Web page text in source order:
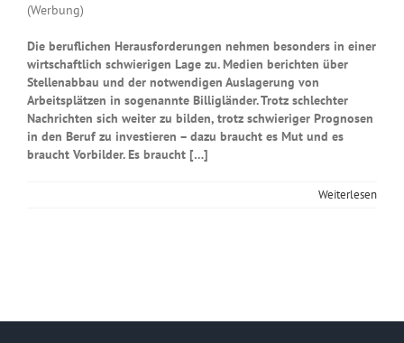
(Werbung)
Die beruflichen Herausforderungen nehmen besonders in einer
wirtschaftlich schwierigen Lage zu. Medien berichten über
Stellenabbau und der notwendigen Auslagerung von
Arbeitsplätzen in sogenannte Billigländer. Trotz schlechter
Nachrichten sich weiter zu bilden, trotz schwieriger Prognosen
in den Beruf zu investieren – dazu braucht es Mut und es
braucht Vorbilder. Es braucht […]
Weiterlesen